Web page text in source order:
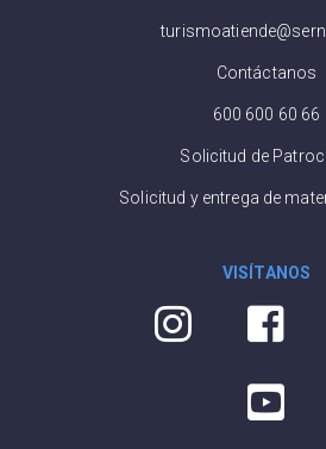
Contáctanos
600 600 60 66
Solicitud de
Solicitud y entrega de
VISÍTANOS